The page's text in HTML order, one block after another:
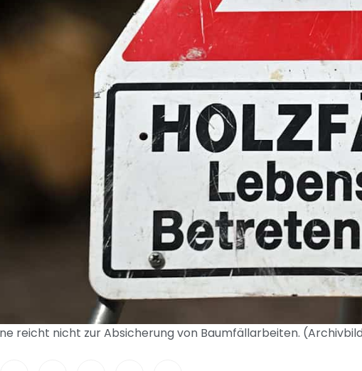
reicht nicht zur Absicherung von Baumfällarbeiten.